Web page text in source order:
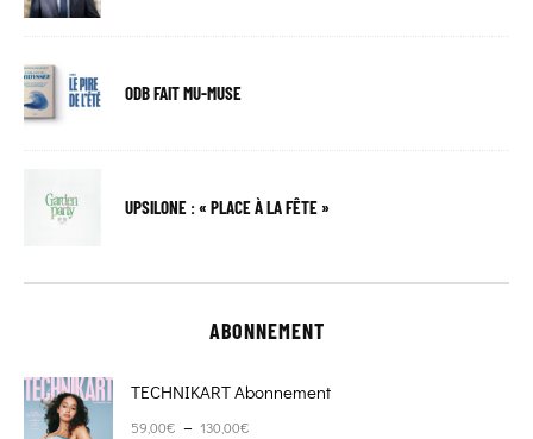
ODB FAIT MU-MUSE
UPSILONE : « PLACE À LA FÊTE »
ABONNEMENT
TECHNIKART Abonnement
59,00€ – 130,00€